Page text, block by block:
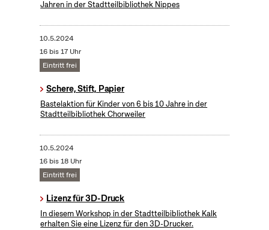
Jahren in der Stadtteilbibliothek Nippes
10.5.2024
16 bis 17 Uhr
Eintritt frei
Schere, Stift, Papier
Bastelaktion für Kinder von 6 bis 10 Jahre in der
Stadtteilbibliothek Chorweiler
10.5.2024
16 bis 18 Uhr
Eintritt frei
Lizenz für 3D-Druck
In diesem Workshop in der Stadtteilbibliothek Kalk
erhalten Sie eine Lizenz für den 3D-Drucker.